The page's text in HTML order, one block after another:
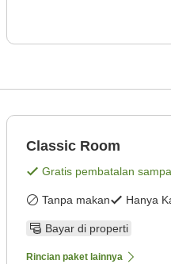
Classic Room
Gratis pembatalan
Tanpa makan Hanya
Bayar di properti
Rincian paket lainnya